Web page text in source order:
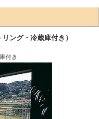
ング・冷蔵庫付き）
付き